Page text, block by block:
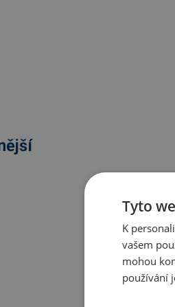
Tyto
K
vašem
mohou
používání